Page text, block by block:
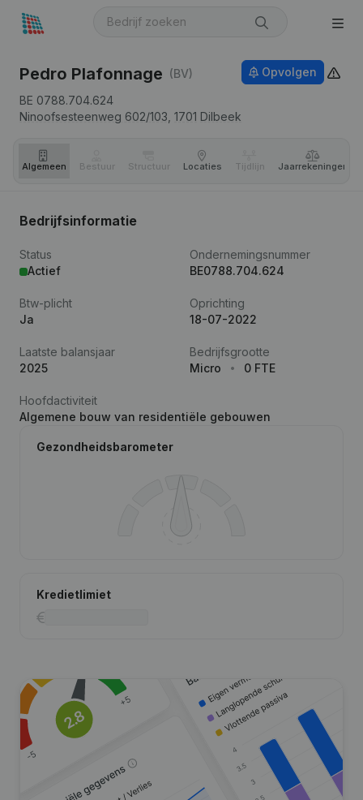
Pedro Plafonnage (BV)
BE 0788.704.624
Ninoofsesteenweg 602/103, 1701 Dilbeek
Opvolgen
Algemeen Bestuur Structuur Locaties Tijdlijn Jaar­rekeningen
Bedrijfsinformatie
Status
Actief
Ondernemingsnummer
BE0788.704.624
Btw-plicht
Ja
Oprichting
18-07-2022
Laatste balansjaar
2025
Bedrijfsgrootte
Micro
0 FTE
Hoofdactiviteit
Algemene bouw van residentiële gebouwen
Gezondheidsbarometer
Kredietlimiet